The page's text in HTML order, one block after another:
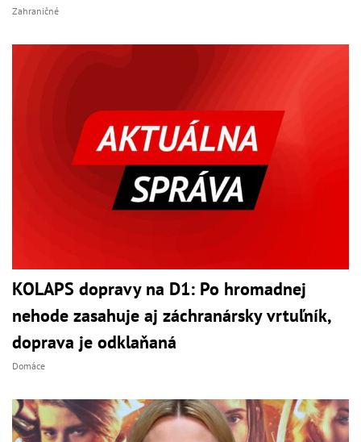
Zahraničné
KOLAPS dopravy na D1: Po hromadnej
nehode zasahuje aj záchranársky vrtuľník,
doprava je odklaňaná
Domáce